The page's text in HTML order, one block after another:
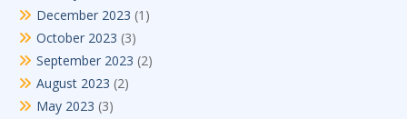
December 2023 (1)
October 2023 (3)
September 2023 (2)
August 2023 (2)
May 2023 (3)